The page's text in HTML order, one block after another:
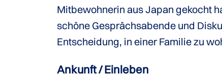
Mitbewohnerin aus Japan gekocht
schöne Gesprächsabende und
Entscheidung, in einer Familie zu
Ankunft / Einleben